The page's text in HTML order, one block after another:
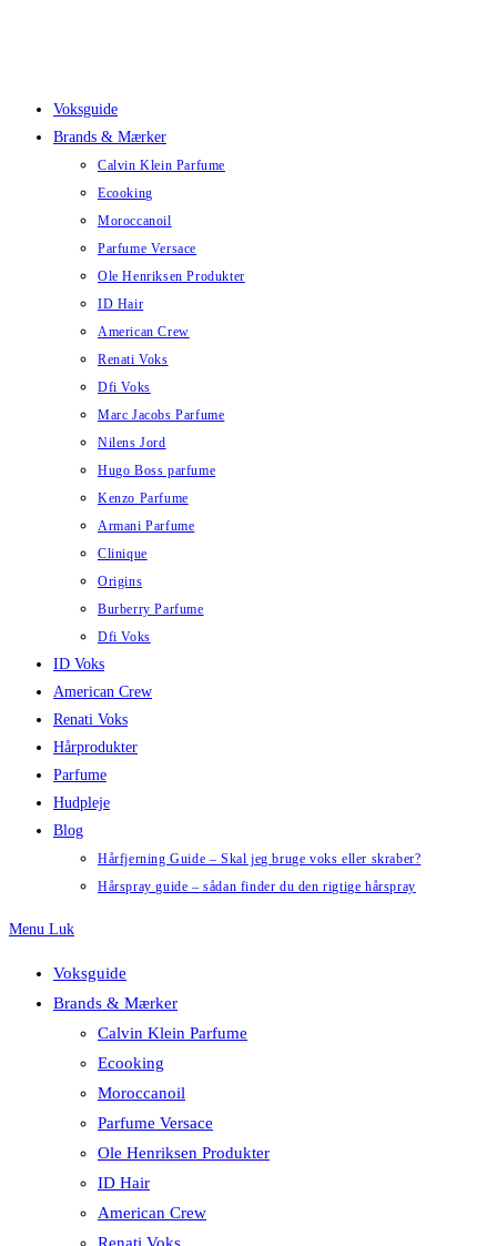
Voksguide
Brands & Mærker
Calvin Klein Parfume
Ecooking
Moroccanoil
Parfume Versace
Ole Henriksen Produkter
ID Hair
American Crew
Renati Voks
Dfi Voks
Marc Jacobs Parfume
Nilens Jord
Hugo Boss parfume
Kenzo Parfume
Armani Parfume
Clinique
Origins
Burberry Parfume
Dfi Voks
ID Voks
American Crew
Renati Voks
Hårprodukter
Parfume
Hudpleje
Blog
Hårfjerning Guide – Skal jeg bruge voks eller skraber?
Hårspray guide – sådan finder du den rigtige hårspray
Menu Luk
Voksguide
Brands & Mærker
Calvin Klein Parfume
Ecooking
Moroccanoil
Parfume Versace
Ole Henriksen Produkter
ID Hair
American Crew